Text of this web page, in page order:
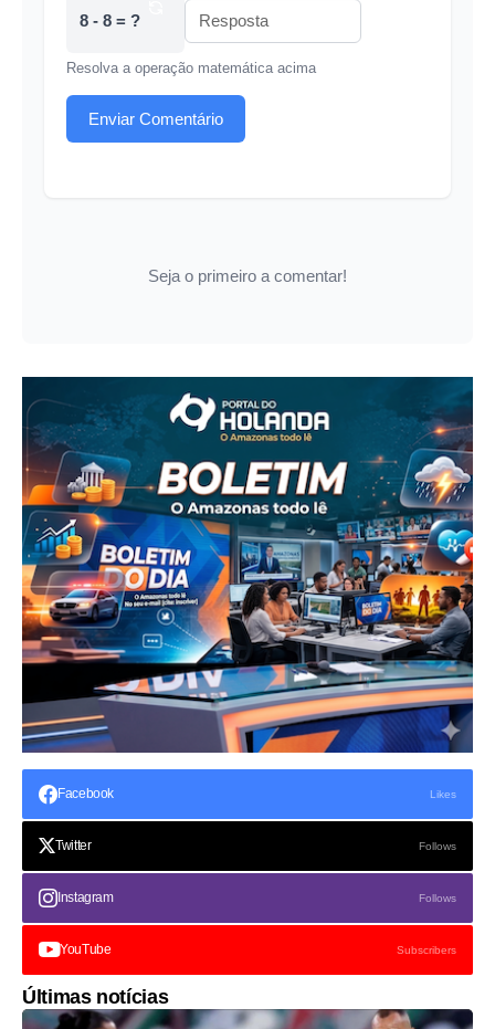
8 - 8 = ?
Resolva a operação matemática acima
Enviar Comentário
Seja o primeiro a comentar!
Facebook Likes
Twitter Follows
Instagram Follows
YouTube Subscribers
Últimas notícias